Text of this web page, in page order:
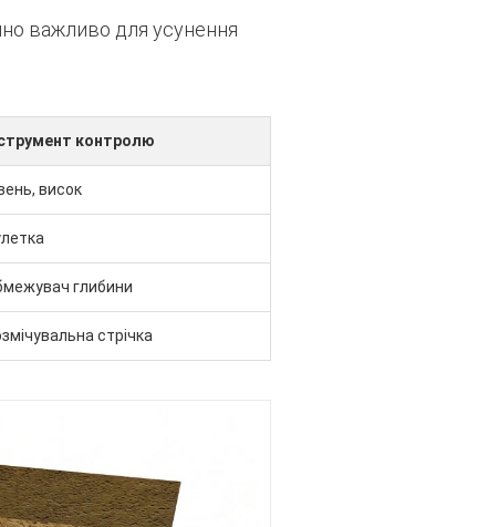
важливо для усунення
контролю
висок
глибини
стрічка